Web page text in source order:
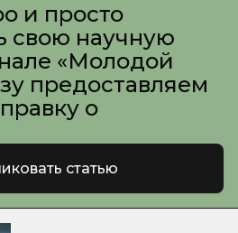
и просто
свою научную
«Молодой
предоставляем
о
статью